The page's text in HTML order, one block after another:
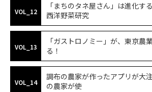
VOL_12
「まちのタネ屋さん」は進化す
西洋野菜研究
VOL_13
「ガストロノミー」が、東京農
る！
VOL_14
調布の農家が作ったアプリが大
の農家が使